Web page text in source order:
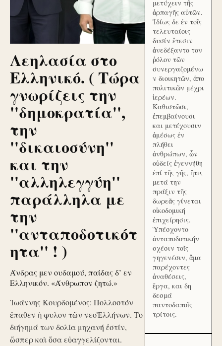
Λεηλασία στο
Ελληνικό. ( Τώρα
γνωρίζεις την
''δημοκρατία'',
την
''δικαιοσύνη''
και την
''αλληλεγγύη''
παράλληλα με
την
''ανταποδοτικότ
ητα'' ! )
Άνδρας μεν ουδαμού, παίδας δ’ εν
Ελληνικόν. «Άνθρωπον ζητώ.»
Ἰωάννης Κουρδομένος: Πολλοστόν
ἔπαθεν ἡ φυλον τῶν νεοἙλλήνων. Το
διήγημά των δολία μηχανή ἐστίν,
ὥσπερ καὶ ὅσα εὐαγγελίζονται.
μετύχειν τῆς
ἁρπαγῆς αὐτῶν.
Ἰδίως δε ἐν τοῖς
τελευταίοις
δυσίν ἔτεσιν
ἀνεδέξαντο τον
ῥόλον τῶν
συνεργαζομένω
ν διοικητῶν, ἀπο
πολιτικῶν μέχρι
ἱερέων.
Καθιστῶσι,
ἐπεμβαίνουσι
και μετέχουσιν
ἀμέσως ἐν
πλήθει
ἀνθρώπων, ὧν
οὐδείς ἐγεννήθη
ἐπί τῆς γῆς, ἥτις
μετά την
πράξιν τῆς
δωρεᾶς γίνεται
οἰκοδομική
ἐπιχείρησις.
Ὑπέσχοντο
ἀνταποδοτικήν
σχέσιν τοῖς
γηγενέσιν, ἅμα
παρέχοντες
ἀναθέσεις,
ἔργα, και δη
δεσμά
παντοδαποῖς
τρίτοις.